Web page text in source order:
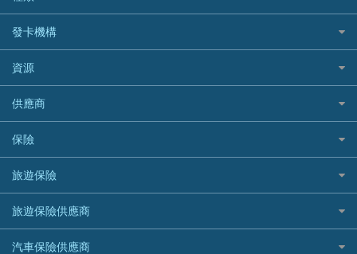
銀行貸款
財務公司貸款
免入息貸款
免TU貸款
急借錢
緊急貸款比較
最佳小額貸款比較
易批必批貸款
24小時貸款
CCB(Asia) 中國建設銀行 (亞洲)
Citibank 花旗銀行
CNCBI 信銀國際
CreFIT 維信
DBS 星展銀行
DSB 大新銀行
HSBC 滙豐銀行貸款
K Cash 貸款
如何管理個人貸款
個人貸款有用資訊
清卡數貸款教學
循環貸款教學
個人化貸款產品推介 🔥全新
債務重組一覽
供樓利息扣稅
最佳貸款app
網購優惠
精選外幣網購信用卡
尊尚信用卡
公司信用卡
電子錢包信用卡
日本遊信用卡攻略
韓國遊信用卡攻略
台灣遊信用卡攻略
機場貴賓室信用卡
發卡機構
Citibank花旗銀行
AE美國運通
DBS星展銀行
HSBC滙豐銀行
Mox
信銀國際
大新銀行
恒生銀行
Standard Chartered渣打銀行
資源
Black Friday優惠
淘寶付款方式
一田購物優惠日
SOGO感謝祭
HKTVmall優惠碼
交稅優惠
酒店優惠碼
供應商
八達通自動增值信用卡
保險
旅遊保險
汽車保險
家居保險
家傭保險
旅遊保險
日本旅遊保險及資訊
泰國旅遊保險及資訊
旅遊保險供應商
AXA 安盛
汽車保險供應商